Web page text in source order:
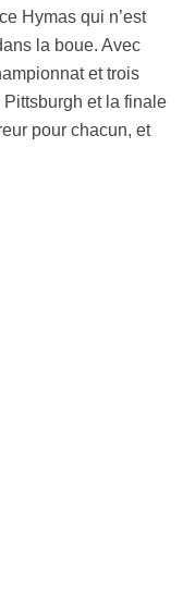
Hymas qui n’est
la boue. Avec
et trois
et la finale
pour chacun, et